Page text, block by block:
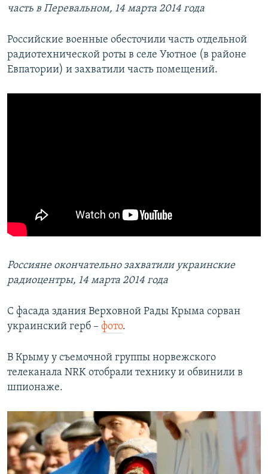
часть в Перевальном, 14 марта 2014 года
Российские военные обесточили часть отдельной
радиотехнической роты в селе Уютное (в районе
Евпатории) и захватили часть помещений.
Россияне окончательно захватили украинские
радиоцентры, 14 марта 2014 года
С фасада здания Верховной Рады Крыма сорван
украинский герб – фото.
В Крыму у съемочной группы норвежского
телеканала NRK отобрали технику и обвинили в
шпионаже.